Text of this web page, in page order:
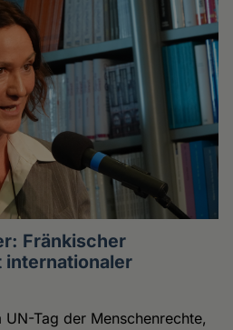
Fränkischer
Tag der Menschenrechte,